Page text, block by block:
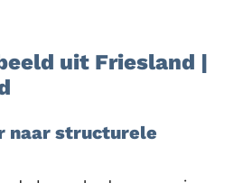
uit Friesland |
naar structurele